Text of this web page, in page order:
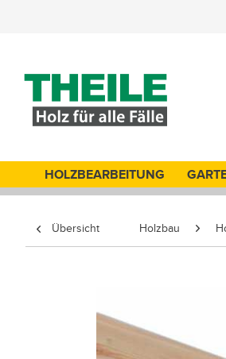
HOLZBEARBEITUNG
Übersicht Holzbau